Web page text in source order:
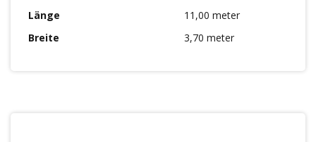
Länge
11,00 meter
Breite
3,70 meter